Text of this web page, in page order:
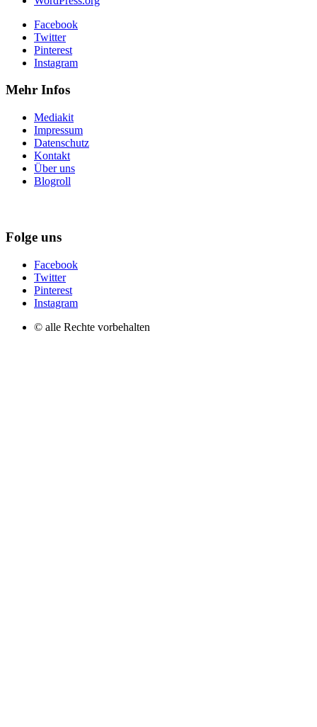
Facebook
Twitter
Pinterest
Instagram
Mehr Infos
Mediakit
Impressum
Datenschutz
Kontakt
Über uns
Blogroll
Folge uns
Facebook
Twitter
Pinterest
Instagram
© alle Rechte vorbehalten